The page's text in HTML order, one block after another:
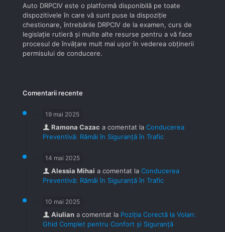
Auto DRPCIV este o platformă disponibilă pe toate
dispozitivele în care vă sunt puse la dispoziţie
chestionare, întrebările DRPCIV de la examen, curs de
legislaţie rutieră şi multe alte resurse pentru a vă face
procesul de învăţare mult mai uşor în vederea obţinerii
permisului de conducere.
Comentarii recente
19 mai 2025
Ramona Cazac a comentat la Conducerea
Preventivă: Rămâi în Siguranță în Trafic
14 mai 2025
Alessia Mihai a comentat la Conducerea
Preventivă: Rămâi în Siguranță în Trafic
10 mai 2025
Aiulian a comentat la Poziția Corectă la Volan:
Ghid Complet pentru Confort și Siguranță